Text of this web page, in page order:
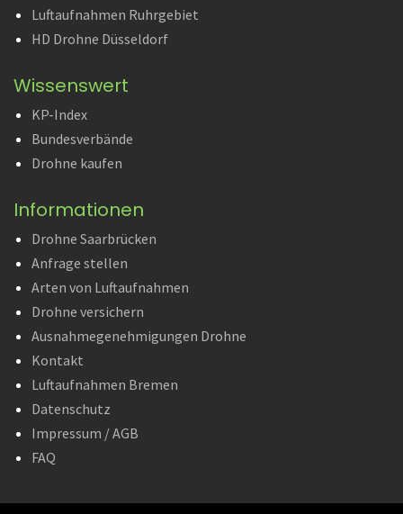
Luftaufnahmen Ruhrgebiet
HD Drohne Düsseldorf
Wissenswert
KP-Index
Bundesverbände
Drohne kaufen
Informationen
Drohne Saarbrücken
Anfrage stellen
Arten von Luftaufnahmen
Drohne versichern
Ausnahmegenehmigungen Drohne
Kontakt
Luftaufnahmen Bremen
Datenschutz
Impressum / AGB
FAQ